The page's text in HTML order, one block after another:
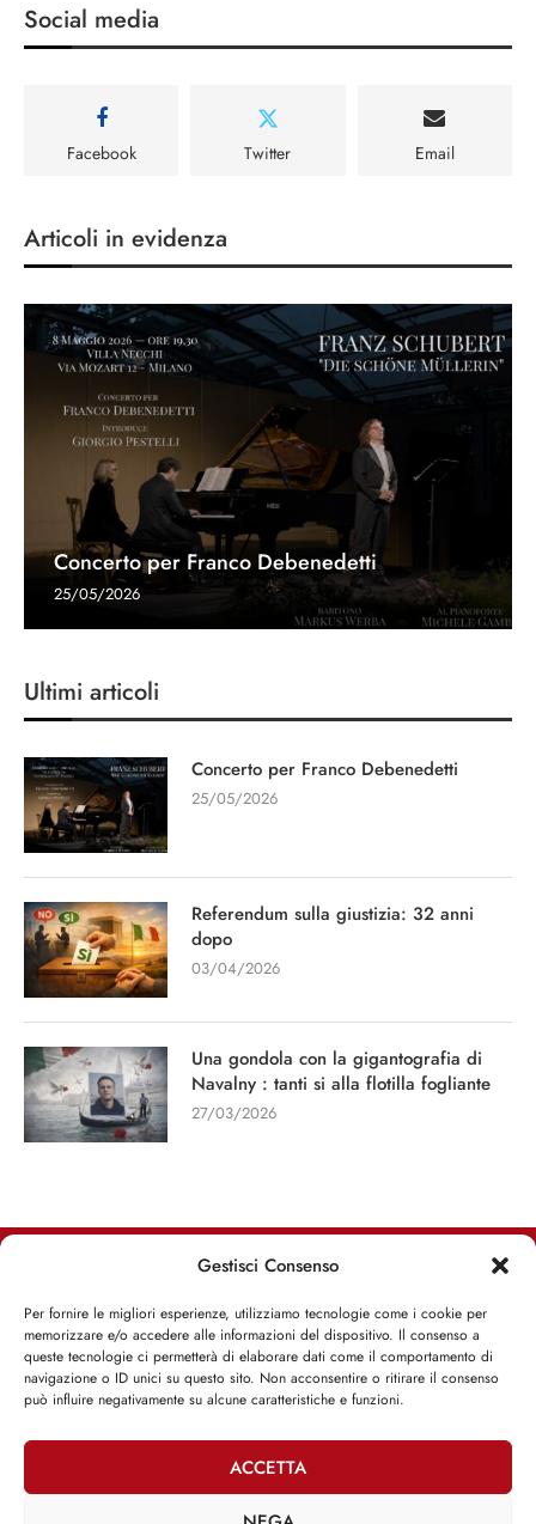
Gestisci Consenso
Per fornire le migliori esperienze, utilizziamo tecnologie come i cookie per
memorizzare e/o accedere alle informazioni del dispositivo. Il consenso a
queste tecnologie ci permetterà di elaborare dati come il comportamento di
navigazione o ID unici su questo sito. Non acconsentire o ritirare il consenso
può influire negativamente su alcune caratteristiche e funzioni.
ACCETTA
Social media
Facebook Twitter Email
Articoli in evidenza
Concerto per Franco Debenedetti
25/05/2026
Ultimi articoli
Concerto per Franco Debenedetti
25/05/2026
Referendum sulla giustizia: 32 anni
dopo
03/04/2026
Una gondola con la gigantografia di
Navalny : tanti si alla flotilla fogliante
27/03/2026
Iscriviti alla Newsletter